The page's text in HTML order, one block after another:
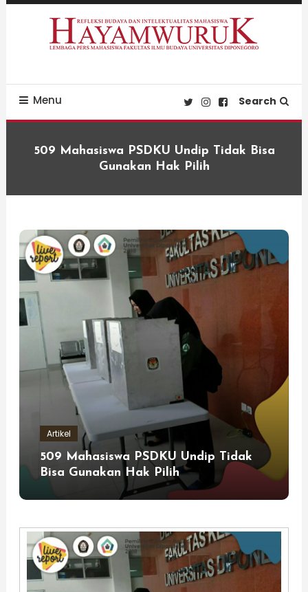
Skip
Menu Search
509 Mahasiswa PSDKU Undip Tidak Bisa
Gunakan Hak Pilih
Artikel
509 Mahasiswa PSDKU Undip Tidak
Bisa Gunakan Hak Pilih